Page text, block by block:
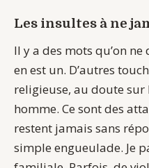
Les insultes à ne
Il y a des mots qu’on ne
en est un. D’autres
religieuse, au doute
homme. Ce sont des
restent jamais sans
simple engueulade. Je